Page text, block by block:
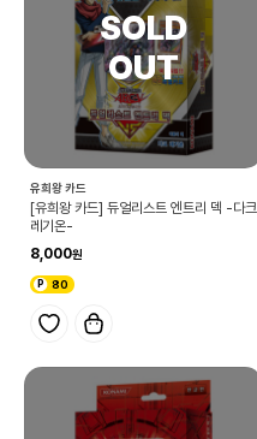
유희왕 카드
[유희왕 카드] 듀얼리스트 엔트리 덱 -다크
레기온-
8,000
80